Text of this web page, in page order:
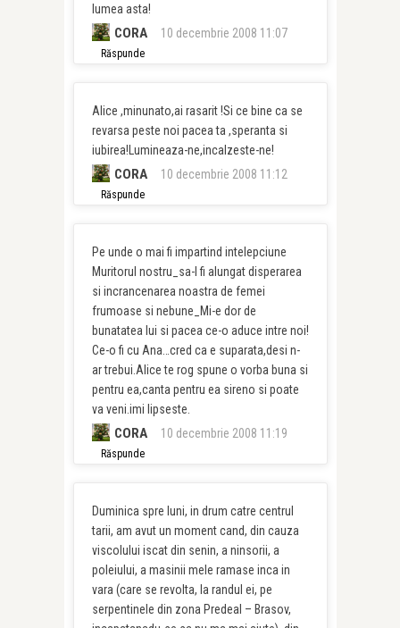
lumea asta!
CORA 10 decembrie 2008 11:07
Răspunde
Alice ,minunato,ai rasarit !Si ce bine ca se
revarsa peste noi pacea ta ,speranta si
iubirea!Lumineaza-ne,incalzeste-ne!
CORA 10 decembrie 2008 11:12
Răspunde
Pe unde o mai fi impartind intelepciune
Muritorul nostru_sa-l fi alungat disperarea
si incrancenarea noastra de femei
frumoase si nebune_Mi-e dor de
bunatatea lui si pacea ce-o aduce intre noi!
Ce-o fi cu Ana…cred ca e suparata,desi n-
ar trebui.Alice te rog spune o vorba buna si
pentru ea,canta pentru ea sireno si poate
va veni.imi lipseste.
CORA 10 decembrie 2008 11:19
Răspunde
Duminica spre luni, in drum catre centrul
tarii, am avut un moment cand, din cauza
viscolului iscat din senin, a ninsorii, a
poleiului, a masinii mele ramase inca in
vara (care se revolta, la randul ei, pe
serpentinele din zona Predeal – Brasov,